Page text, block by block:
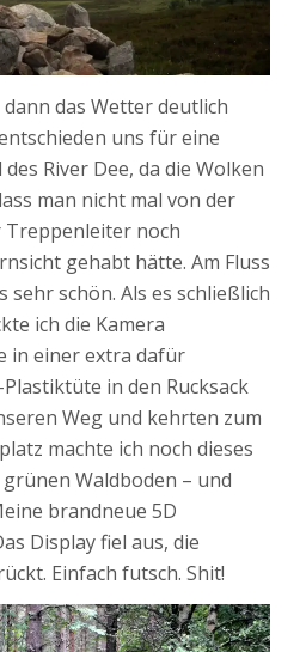
das Wetter deutlich
uns für eine
River Dee, da die Wolken
man nicht mal von der
noch
gehabt hätte. Am Fluss
sehr schön. Als es schließlich
ich die Kamera
in einer extra dafür
in den Rucksack
Weg und kehrten zum
machte ich noch dieses
Waldboden – und
brandneue 5D
Display fiel aus, die
Einfach futsch. Shit!